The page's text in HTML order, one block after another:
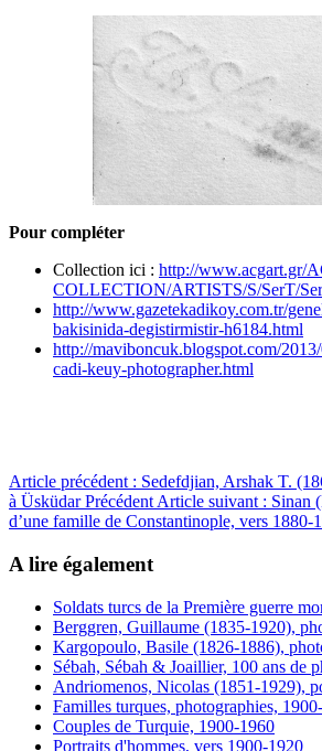
Pour compléter
Collection ici : http://www.acgart.gr/
COLLECTION/ARTISTS/S/SerT/
http://www.gazetekadikoy.com.tr/
bakisinida-degistirmistir-h6184.html
http://maviboncuk.blogspot.com/
cadi-keuy-photographer.html
Article précédent : Sedefdjian, Arshak T.
à ÜsküdarPrécédent Article suivant : Sinan
d’une famille de Constantinople, vers 1880-
A lire également
Soldats turcs de la Première guerre
Berggren, Guillaume (1835-1920),
Kargopoulo, Basile (1826-1886),
Sébah, Sébah & Joaillier, 100 ans de
Andriomenos, Nicolas (1851-1929),
Familles turques, photographies,
Couples de Turquie, 1900-1960
Portraits d'hommes, vers 1900-1920